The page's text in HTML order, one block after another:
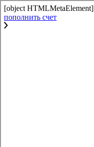
[object HTMLMetaElement]
пополнить счет